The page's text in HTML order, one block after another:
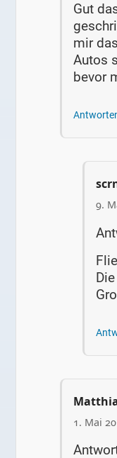
Gut
mir
Autos
bevor
9.
1. Mai